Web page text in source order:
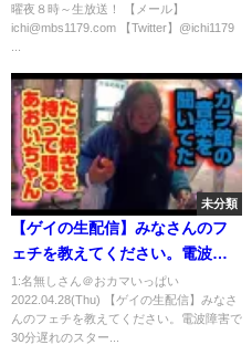
曜夜８時～生放送！ 【メール】
ichi@mbs1179.com 【Twitter】@ichi1179
未分類
【ゲイの生配信】みなさんのフ
ェチを教えてください。電波障
害で30分遅れのスタートです🙇
1:名無しさん＠おカマいっぱい
2022.04.28(Thu) 【ゲイの生配信】みなさ
んのフェチを教えてください。電波障害で
30分遅れのスター...